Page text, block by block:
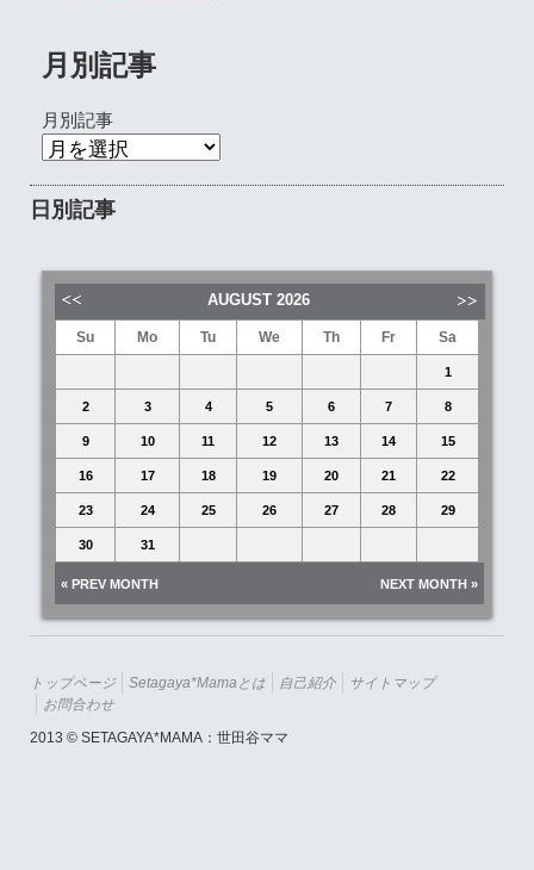
月別記事
月別記事
日別記事
AUGUST 2026
Su Mo Tu We Th Fr Sa
1
2 3 4 5 6 7 8
9 10 11 12 13 14 15
16 17 18 19 20 21 22
23 24 25 26 27 28 29
30 31
« PREV MONTH NEXT MONTH »
トップページ Setagaya*mamaとは 自己紹介
サイトマップ
お問合わせ
2013 © SETAGAYA*MAMA：世田谷ママ